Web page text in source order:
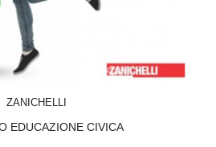
ZANICHELLI
EDUCAZIONE CIVICA